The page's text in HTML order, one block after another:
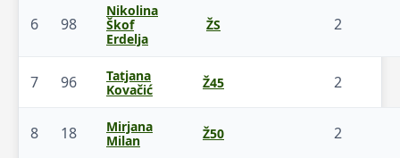
6 98
Nikolina
Škof
Erdelja
ŽS 2
7 96
Tatjana
Kovačić
Ž45 2
8 18
Mirjana
Milan
Ž50 2